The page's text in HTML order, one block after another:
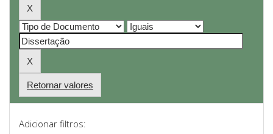
Retornar valores
Adicionar filtros: